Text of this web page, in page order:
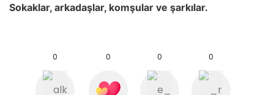
Sokaklar, arkadaşlar, komşular ve şarkılar.
0 0 0 0